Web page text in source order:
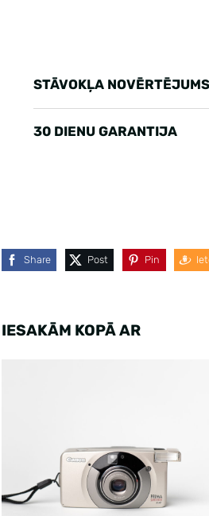
STĀVOKĻA NOVĒRTĒJUMS
30 DIENU GARANTIJA
Share Post Pin
IESAKĀM KOPĀ AR